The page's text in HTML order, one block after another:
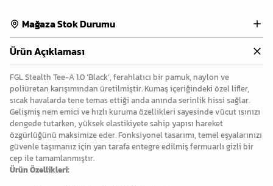
Mağaza Stok Durumu
Ürün Açıklaması
FGL Stealth Tee-A 1.0 ‘Black’, ferahlatıcı bir pamuk, naylon ve
poliüretan karışımından üretilmiştir. Kumaş içeriğindeki özel lifler,
sıcak havalarda tene temas ettiği anda anında serinlik hissi sağlar.
Gelişmiş nem emici ve hızlı kuruma özellikleri sayesinde vücut ısınızı
dengede tutarken, yüksek elastikiyete sahip yapısı hareket
özgürlüğünü maksimize eder. Fonksiyonel tasarımı, temel eşyalarınızı
güvenle taşımanız için yan tarafa entegre edilmiş fermuarlı gizli bir
cep ile tamamlanmıştır.
Ürün Özellikleri: